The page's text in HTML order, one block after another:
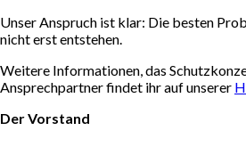
Fatburner–Mix
X-Sports
Walking
Unser Anspruch ist klar: Die besten
nicht erst entstehen.
Weitere Informationen, das
Ansprechpartner findet ihr auf unserer
Der Vorstand